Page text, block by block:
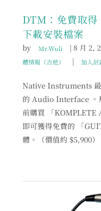
DTM：免費取
下載安裝檔案
by Mr.Wuli |8 月 2,
體情報（吉他）
| 加入討
Native Instruments 最
的 Audio Interface 。
前購買 「KOMPLETE
即可獲得免費的 「
體。（價值約 $5,900）